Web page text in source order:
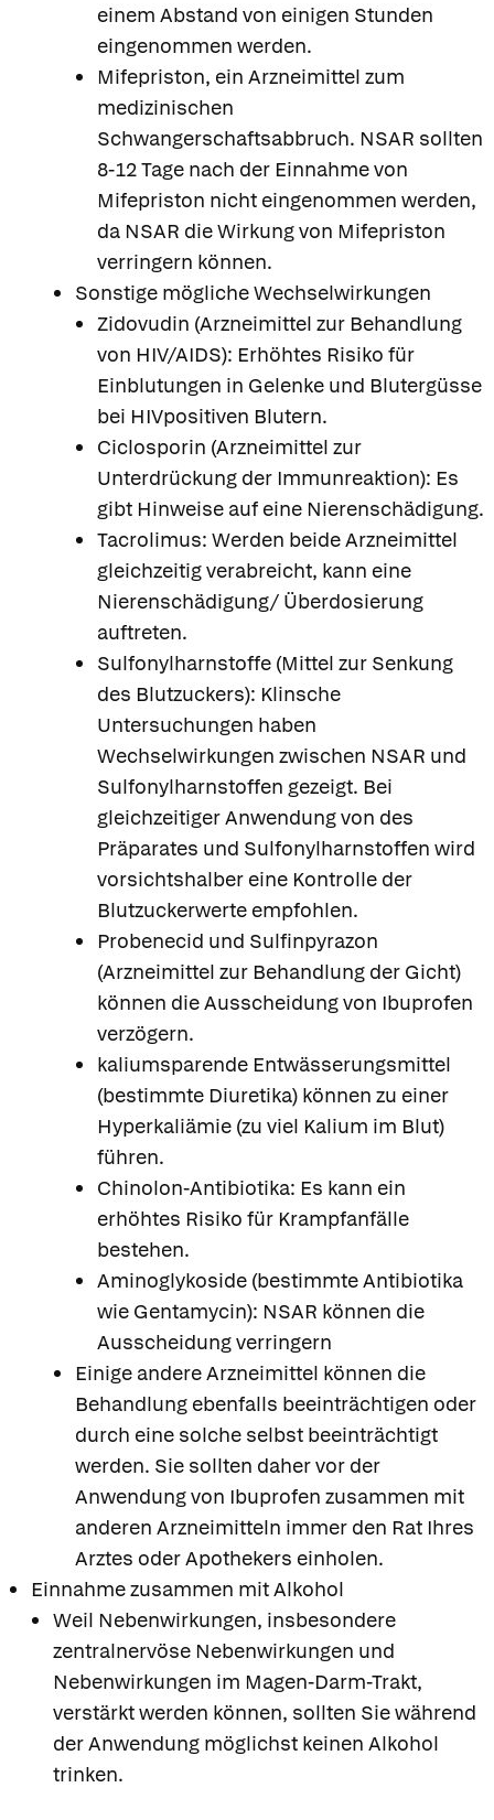
einem Abstand von einigen Stunden
eingenommen werden.
Mifepriston, ein Arzneimittel zum
medizinischen
Schwangerschaftsabbruch. NSAR sollten
8-12 Tage nach der Einnahme von
Mifepriston nicht eingenommen werden,
da NSAR die Wirkung von Mifepriston
verringern können.
Sonstige mögliche Wechselwirkungen
Zidovudin (Arzneimittel zur Behandlung
von HIV/AIDS): Erhöhtes Risiko für
Einblutungen in Gelenke und Blutergüsse
bei HIVpositiven Blutern.
Ciclosporin (Arzneimittel zur
Unterdrückung der Immunreaktion): Es
gibt Hinweise auf eine Nierenschädigung.
Tacrolimus: Werden beide Arzneimittel
gleichzeitig verabreicht, kann eine
Nierenschädigung/ Überdosierung
auftreten.
Sulfonylharnstoffe (Mittel zur Senkung
des Blutzuckers): Klinsche
Untersuchungen haben
Wechselwirkungen zwischen NSAR und
Sulfonylharnstoffen gezeigt. Bei
gleichzeitiger Anwendung von des
Präparates und Sulfonylharnstoffen wird
vorsichtshalber eine Kontrolle der
Blutzuckerwerte empfohlen.
Probenecid und Sulfinpyrazon
(Arzneimittel zur Behandlung der Gicht)
können die Ausscheidung von Ibuprofen
verzögern.
kaliumsparende Entwässerungsmittel
(bestimmte Diuretika) können zu einer
Hyperkaliämie (zu viel Kalium im Blut)
führen.
Chinolon-Antibiotika: Es kann ein
erhöhtes Risiko für Krampfanfälle
bestehen.
Aminoglykoside (bestimmte Antibiotika
wie Gentamycin): NSAR können die
Ausscheidung verringern
Einige andere Arzneimittel können die
Behandlung ebenfalls beeinträchtigen oder
durch eine solche selbst beeinträchtigt
werden. Sie sollten daher vor der
Anwendung von Ibuprofen zusammen mit
anderen Arzneimitteln immer den Rat Ihres
Arztes oder Apothekers einholen.
Einnahme zusammen mit Alkohol
Weil Nebenwirkungen, insbesondere
zentralnervöse Nebenwirkungen und
Nebenwirkungen im Magen-Darm-Trakt,
verstärkt werden können, sollten Sie während
der Anwendung möglichst keinen Alkohol
trinken.
Ihrer Nähe